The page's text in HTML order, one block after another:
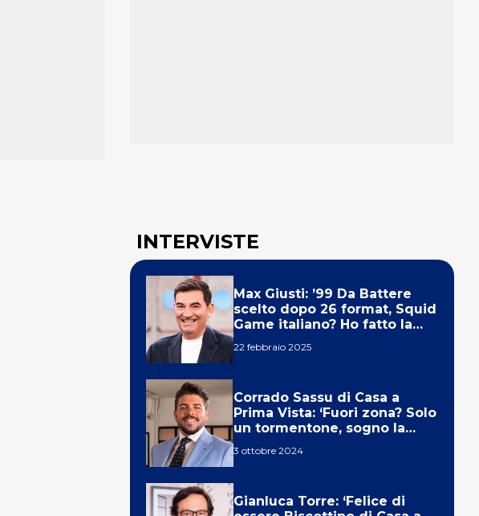
INTERVISTE
Max Giusti: ’99 Da Battere
scelto dopo 26 format, Squid
Game italiano? Ho fatto la
22 febbraio 2025
Corrado Sassu di Casa a
Prima Vista: ‘Fuori zona? Solo
un tormentone, sogno la
3 ottobre 2024
Gianluca Torre: ‘Felice di